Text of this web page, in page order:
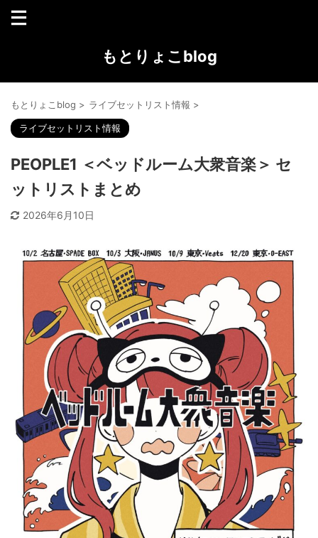
もとりょこblog
もとりょこblog > ライブセットリスト情報 >
ライブセットリスト情報
PEOPLE1 ＜ベッドルーム大衆音楽＞ セ
ットリストまとめ
2026年6月10日